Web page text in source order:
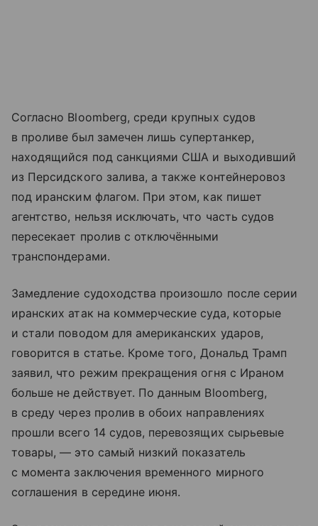
Согласно Bloomberg, среди крупных судов
в проливе был замечен лишь супертанкер,
находящийся под санкциями США и выходивший
из Персидского залива, а также контейнеровоз
под иранским флагом. При этом, как пишет
агентство, нельзя исключать, что часть судов
пересекает пролив с отключёнными
транспондерами.
Замедление судоходства произошло после серии
иранских атак на коммерческие суда, которые
и стали поводом для американских ударов,
говорится в статье. Кроме того, Дональд Трамп
заявил, что режим прекращения огня с Ираном
больше не действует. По данным Bloomberg,
в среду через пролив в обоих направлениях
прошли всего 14 судов, перевозящих сырьевые
товары, — это самый низкий показатель
с момента заключения временного мирного
соглашения в середине июня.